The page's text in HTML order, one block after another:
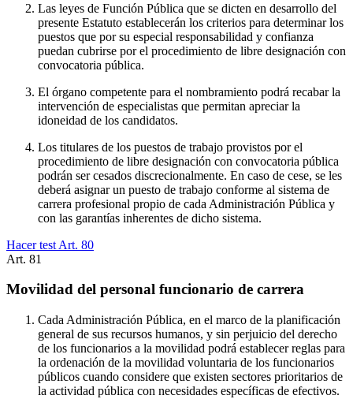
Las leyes de Función Pública que se dicten en desarrollo del
presente Estatuto establecerán los criterios para determinar los
puestos que por su especial responsabilidad y confianza
puedan cubrirse por el procedimiento de libre designación con
convocatoria pública.
El órgano competente para el nombramiento podrá recabar la
intervención de especialistas que permitan apreciar la
idoneidad de los candidatos.
Los titulares de los puestos de trabajo provistos por el
procedimiento de libre designación con convocatoria pública
podrán ser cesados discrecionalmente. En caso de cese, se les
deberá asignar un puesto de trabajo conforme al sistema de
carrera profesional propio de cada Administración Pública y
con las garantías inherentes de dicho sistema.
Hacer test Art. 80
Art. 81
Movilidad del personal funcionario de carrera
Cada Administración Pública, en el marco de la planificación
general de sus recursos humanos, y sin perjuicio del derecho
de los funcionarios a la movilidad podrá establecer reglas para
la ordenación de la movilidad voluntaria de los funcionarios
públicos cuando considere que existen sectores prioritarios de
la actividad pública con necesidades específicas de efectivos.